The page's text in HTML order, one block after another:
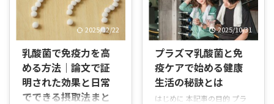
含む免疫ケア向けの青汁や類
似ドリンクについて、特徴や
期待できる効果、選び方まで
やさしく解説します。専門的
な話はなるべく噛み砕いて説
明しますので、初めての方も
安心して読めます。 本記事で
分かること プラズマ乳酸菌と
義、腸内環境との関係、痩せ
菌を増やすための食事や生活
習慣、痩せ菌系サプリの選び
方と主要成分、利用時の注意
点までを網羅します。 この記
事の目的 - 「痩せ菌とは何
か」を正しく理解していただ
2025/12/22
乳酸菌で免疫力を高
める方法｜論文で証
明された効果と日常
でできる摂取法まと
2025/10/31
プラズマ乳酸菌と免
疫ケアで始める健康
生活の秘訣とは
はじめに 本記事の目的 プラ